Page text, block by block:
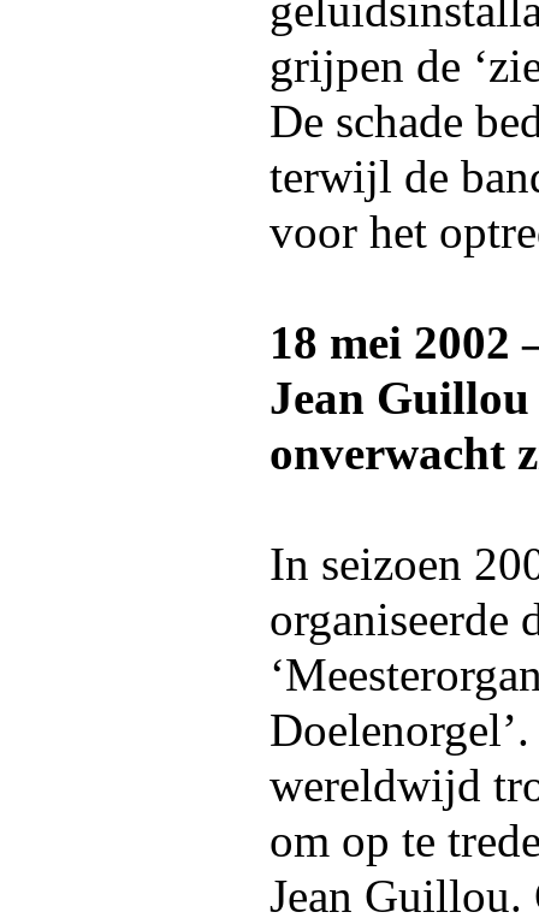
grijpen de
De schade
terwijl de
voor het
18 mei 2002
Jean
onverwacht
In seizoen
organiseerde
wereldwijd
om op te
Jean Guillou.